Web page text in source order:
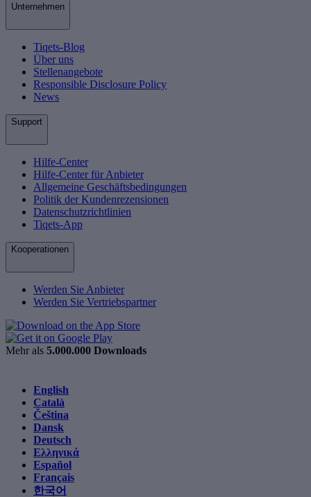
Unternehmen
Tiqets-Blog
Über uns
Stellenangebote
Responsible Disclosure Policy
News
Support
Hilfe-Center
Hilfe-Center für Anbieter
Allgemeine Geschäftsbedingungen
Politik der Kundenrezensionen
Datenschutzrichtlinien
Tiqets-App
Kooperationen
Werden Sie Anbieter
Werden Sie Vertriebspartner
Mehr als 5.000.000 Downloads
English
Català
Čeština
Dansk
Deutsch
Ελληνικά
Español
Français
한국어